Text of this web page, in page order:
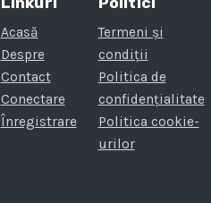
Acasă
Despre
Contact
Conectare
Înregistrare
Termeni și
condiții
Politica de
confidențialitate
Politica cookie-
urilor